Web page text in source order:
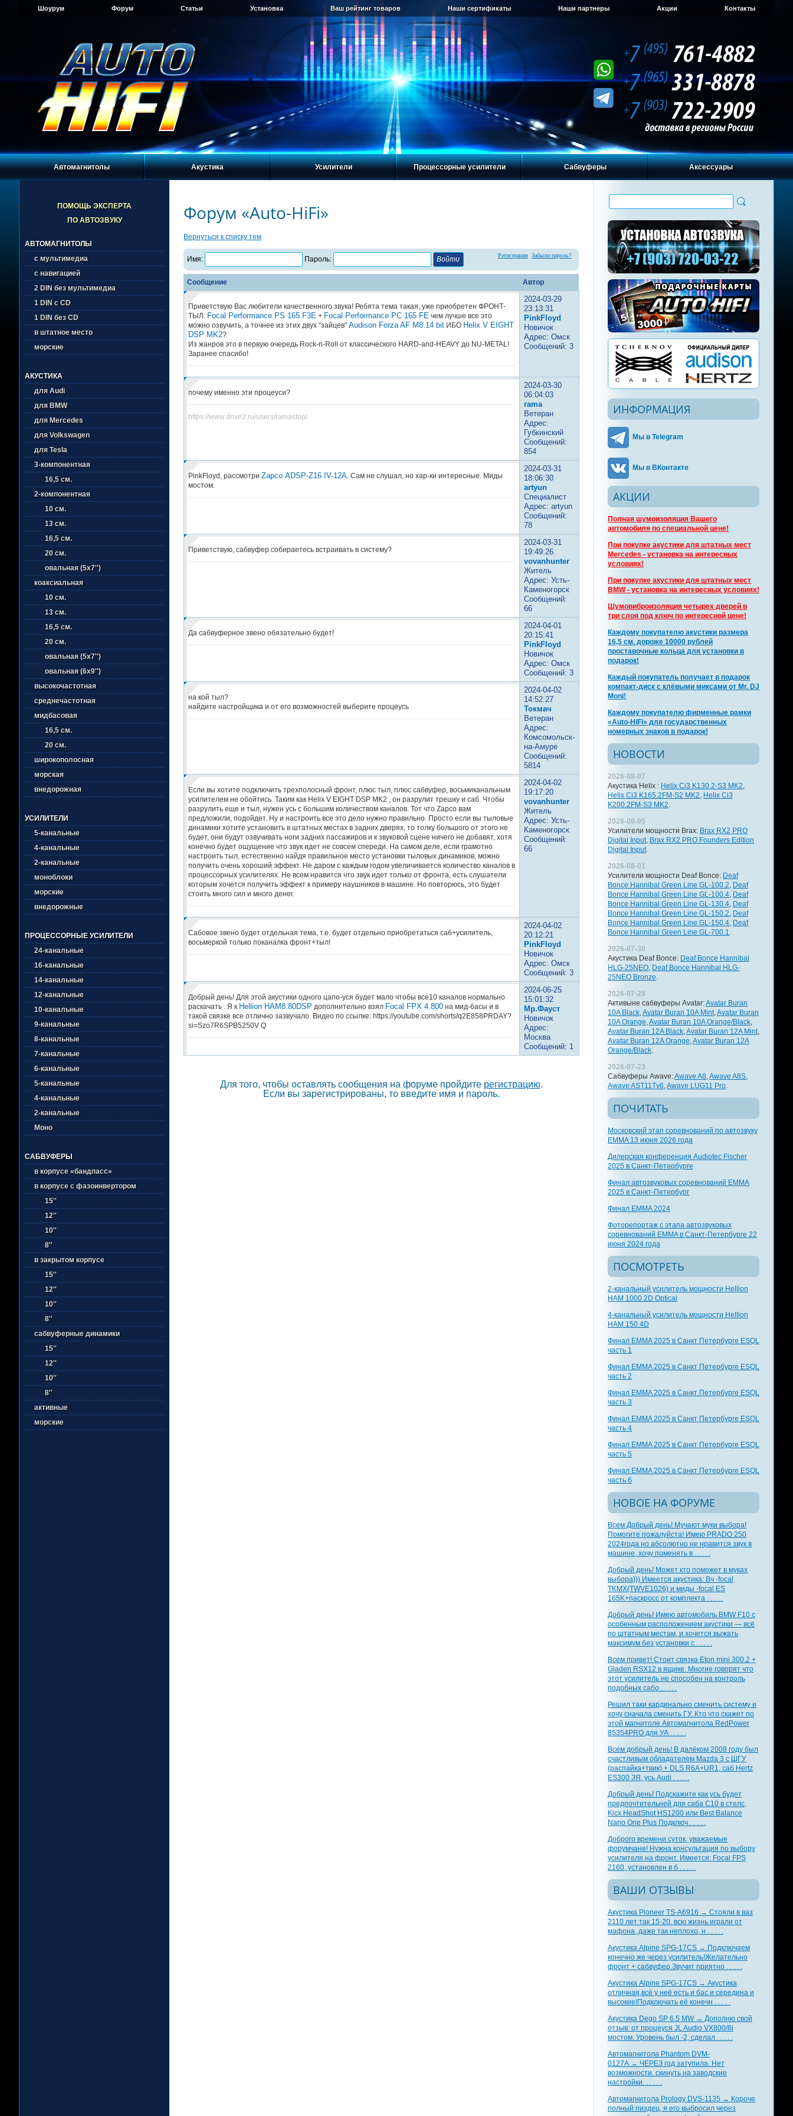
Шоурум Форум Статьи Установка Ваш рейтинг товаров Наши сертификаты Наши партнеры Акции Контакты
Автомагнитолы Акустика Усилители Процессорные усилители Сабвуферы Аксессуары
ПОМОЩЬ ЭКСПЕРТА
ПО АВТОЗВУКУ
АВТОМАГНИТОЛЫ
с мультимедиа
с навигацией
2 DIN без мультимедиа
1 DIN с CD
1 DIN без CD
в штатное место
морские
АКУСТИКА
для Audi
для BMW
для Mercedes
для Volkswagen
для Tesla
3-компонентная
16,5 см.
2-компонентная
10 см.
13 см.
16,5 см.
20 см.
овальная (5х7'')
коаксиальная
10 см.
13 см.
16,5 см.
20 см.
овальная (5х7'')
овальная (6х9'')
высокочастотная
среднечастотная
мидбасовая
16,5 см.
20 см.
широкополосная
морская
внедорожная
УСИЛИТЕЛИ
5-канальные
4-канальные
2-канальные
моноблоки
морские
внедорожные
ПРОЦЕССОРНЫЕ УСИЛИТЕЛИ
24-канальные
16-канальные
14-канальные
12-канальные
10-канальные
9-канальные
8-канальные
7-канальные
6-канальные
5-канальные
4-канальные
2-канальные
Моно
САБВУФЕРЫ
в корпусе «бандпасс»
в корпусе с фазоинвертором
15''
12''
10''
8''
в закрытом корпусе
15''
12''
10''
8''
сабвуферные динамики
15''
12''
10''
8''
активные
морские
Форум «Auto-HiFi»
Вернуться к списку тем
Имя: Пароль: Забыли пароль?
Регистрация
Сообщение Автор
Приветствую Вас любители качественного звука! Ребята тема такая, уже приобретен ФРОНТ-
ТЫЛ: Focal Performance PS 165 F3E+ Focal Performance PC 165 FEчем лучше все это
можно озвучить, а точнее из этих двух "зайцев" Audison Forza AF M8.14 bitИБО Helix V EIGHT
DSP MK2?
Из жанров это в первую очередь Rock-n-Roll от классического HARD-and-HEAVY до NU-METAL!
Заранее спасибо!
2024-03-29
23:13:31
PinkFloyd
Новичок
Адрес: Омск
Сообщений: 3
почему именно эти процеуси?
https://www.drive2.ru/users/ramastop/
2024-03-30
06:04:03
rama
Ветеран
Адрес:
Губкинский
Сообщений:
854
PinkFloyd, рассмотри Zapco ADSP-Z16 IV-12A. Сам не слушал, но хар-ки интересные. Миды
мостом.
2024-03-31
18:06:30
artyun
Специалист
Адрес: artyun
Сообщений:
78
Приветствую, сабвуфер собираетесь встраивать в систему?
2024-03-31
19:49:26
vovanhunter
Житель
Адрес: Усть-
Каменогорск
Сообщений:
66
Да сабвуферное звено обязательно будет!
2024-04-01
20:15:41
PinkFloyd
Новичок
Адрес: Омск
Сообщений: 3
на кой тыл?
найдите настройщика и от его возможностей выберите процеусь
2024-04-02
14:52:27
Токмач
Ветеран
Адрес:
Комсомольск-
на-Амуре
Сообщений:
5814
Если вы хотите подключить трехполосный фронт, плюс тыл, плюс сабвуфер, восьмиканальным
усилителем не обойтись. Таким как Helix V EIGHT DSP MK2 , он разрулит трешку и саб. Чтобы
разрулить еще и тыл, нужен усь с большим количеством каналов. Тот что Zapco вам
предложили, подойдет. Ну и настроить все это дело нужно правильно. Просто если вы тыловые
динамики хотите установить в штатных местах в задних дверях, то толку большого от этого не
будет, они будут озвучивать ноги задних пассажиров и к звуковой сцене ничего не добавят, хотя
конечно будет ощущение что звук идет не совсем спереди. На самом деле, если грамотно
настроить тыл, естественно найдя правильное место установки тыловых динамиков, можно
получить очень хороший эффект. Не даром с каждым годом увеличивается количество каналов в
процессорных усилителях. Не всем нравится что звук идет только от фронта, есть слушатели
которым хочется получить эффект к примеру наушников в машине. Но повторюсь, это будет
стоить много сил и много денег.
2024-04-02
19:17:20
vovanhunter
Житель
Адрес: Усть-
Каменогорск
Сообщений:
66
Сабовое звено будет отдельная тема, т.е. будет отдельно приобретаться саб+усилитель,
восьмеркой только поканалка фронт+тыл!
2024-04-02
20:12:21
PinkFloyd
Новичок
Адрес: Омск
Сообщений: 3
Добрый день! Для этой акустики одного цапо-уся будет мало чтобы все10 каналов нормально
раскачать . Я к Hellion HAM8.80DSP дополнительно взял Focal FPX 4.800на мид-басы и в
такой связке все отлично зазвучало. Видео по ссылке: https://youtube.com/shorts/q2E858PRDAY?
si=Szo7R6SPB5250V Q
2024-06-25
15:01:32
Мр.Фауст
Новичок
Адрес:
Москва
Сообщений: 1
Для того, чтобы оставлять сообщения на форуме пройдите регистрацию.
Если вы зарегистрированы, то введите имя и пароль.
ИНФОРМАЦИЯ
Мы в Telegram
Мы в ВКонтакте
АКЦИИ
Полная шумоизоляция Вашего
автомобиля по специальной цене!
При покупке акустики для штатных мест
Mercedes - установка на интересных
условиях!
При покупке акустики для штатных мест
BMW - установка на интересных условиях!
Шумовиброизоляция четырех дверей в
три слоя под ключ по интересной цене!
Каждому покупателю акустики размера
16,5 см. дороже 10000 рублей
проставочные кольца для установки в
подарок!
Каждый покупатель получает в подарок
компакт-диск с клёвыми миксами от Mr. DJ
Monj!
Каждому покупателю фирменные рамки
«Auto-HiFi» для государственных
номерных знаков в подарок!
НОВОСТИ
2026-08-07
Акустика Helix : Helix Ci3 K130.2-S3 MK2,
Helix Ci3 K165.2FM-S2 MK2, Helix Ci3
K200.2FM-S3 MK2.
2026-08-05
Усилители мощности Brax: Brax RX2 PRO
Digital Input, Brax RX2 PRO Founders Edition
Digital Input.
2026-08-01
Усилители мощности Deaf Bonce: Deaf
Bonce Hannibal Green Line GL-100.2, Deaf
Bonce Hannibal Green Line GL-100.4, Deaf
Bonce Hannibal Green Line GL-130.4, Deaf
Bonce Hannibal Green Line GL-150.2, Deaf
Bonce Hannibal Green Line GL-150.4, Deaf
Bonce Hannibal Green Line GL-700.1.
2026-07-30
Акустика Deaf Bonce: Deaf Bonce Hannibal
HLG-25NEO, Deaf Bonce Hannibal HLG-
25NEO Bronze.
2026-07-28
Активыне сабвуферы Avatar:Avatar Buran
10A Black,Avatar Buran 10A Mint,Avatar Buran
10A Orange,Avatar Buran 10A Orange/Black,
Avatar Buran 12A Black,Avatar Buran 12A Mint,
Avatar Buran 12A Orange,Avatar Buran 12A
Orange/Black.
2026-07-23
Сабвуферы Awave:Awave A8,Awave A8S,
Awave AST11Tv6,Awave LUG11 Pro.
ПОЧИТАТЬ
Московский этап соревнований по автозвуку
EMMA 13 июня 2026 года
Дилерская конференция Audiotec Fischer
2025 в Санкт-Петербурге
Финал автозвуковых соревнований EMMA
2025 в Санкт-Петербург
Финал EMMA 2024
Фоторепортаж с этапа автозвуковых
соревнований EMMA в Санкт-Петербурге 22
июня 2024 года
ПОСМОТРЕТЬ
2-канальный усилитель мощности Hellion
HAM 1000.2D Optical
4-канальный усилитель мощности Hellion
HAM 150.4D
Финал EMMA 2025 в Санкт Петербурге ESQL
часть 1
Финал EMMA 2025 в Санкт Петербурге ESQL
часть 2
Финал EMMA 2025 в Санкт Петербурге ESQL
часть 3
Финал EMMA 2025 в Санкт Петербурге ESQL
часть 4
Финал EMMA 2025 в Санкт Петербурге ESQL
часть 5
Финал EMMA 2025 в Санкт Петербурге ESQL
часть 6
НОВОЕ НА ФОРУМЕ
Всем Добрый день! Мучают муки выбора!
Помогите пожалуйста! Имею PRADO 250
2024года но абсолютно не нравится звук в
машине, хочу поменять в . . . . .
Добрый день! Может кто поможет в муках
выбора))) Имеется акустика: Вч -focal
TKMX(TWVE1026) и миды -focal ES
165K+паскросс от комплекта . . . . .
Добрый день! Имею автомобиль BMW F10 с
особенным расположением акустики — всё
по штатным местам, и хочется выжать
максимум без установки с . . . . .
Всем привет! Стоит связка Eton mini 300.2 +
Gladen RSX12 в ящике. Многие говорят что
этот усилитель не способен на контроль
подобных сабо . . . . .
Решил таки кардинально сменить систему и
хочу сначала сменить ГУ. Кто что скажет по
этой магнитоле Автомагнитола RedPower
85354PRO для УА . . . . .
Всем добрый день! В далёком 2008 году был
счастливым обладателем Mazda 3 с ШГУ
(распайка+твик) + DLS R6A+UR1, саб Hertz
ES300 ЗЯ, усь Audi . . . . .
Добрый день! Подскажите как усь будет
предпочтительней для саба С10 в стелс,
Kicx HeadShot HS1200 или Best Balance
Nano One Plus Подключ . . . . .
Доброго времени суток, уважаемые
форумчане! Нужна консультация по выбору
усилителя на фронт. Имеется: Focal FPS
2160, установлен в б . . . . .
ВАШИ ОТЗЫВЫ
Акустика Pioneer TS-A6916 → Стояли в ваз
2110 лет так 15-20. всю жизнь играли от
мафона, даже так неплохо, н . . . . .
Акустика Alpine SPG-17CS → Подключаем
конечно же через усилитель!Желательно
фронт + сабвуфер.Звучит приятно . . . . .
Акустика Alpine SPG-17CS → Акустика
отличная,всё у неё есть и бас и середина и
высокие!Подключать её конечн . . . . .
Акустика Dego SP 6.5 MW → Дополню свой
отзыв: от процеуся JL Audio VX800/8i
мостом. Уровень был -2, сделал . . . . .
Автомагнитола Phantom DVM-
0127A → ЧЕРЕЗ год затупила. Нет
возможности. скинуть на заводские
настройки. . . . . .
Автомагнитола Prology DVS-1135 → Короче
полный пиздец, я его выбросил через